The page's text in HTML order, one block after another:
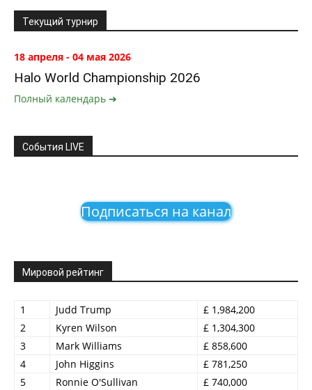
Текущий турнир
18 апреля - 04 мая 2026
Halo World Championship 2026
Полный календарь ➔
События LIVE
Подписаться на канал
Мировой рейтинг
1 Judd Trump
£ 1,984,200
2
Kyren Wilson
£ 1,304,300
3
Mark Williams
£ 858,600
4
John Higgins
£ 781,250
5
Ronnie O'Sullivan
£ 740,000